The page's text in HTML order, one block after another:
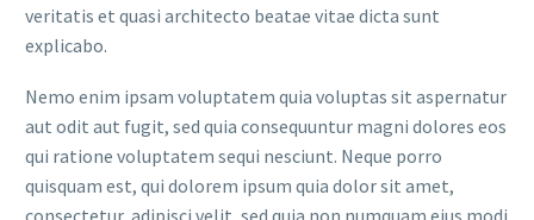
veritatis et quasi architecto beatae vitae dicta sunt
explicabo.
Nemo enim ipsam voluptatem quia voluptas sit aspernatur
aut odit aut fugit, sed quia consequuntur magni dolores eos
qui ratione voluptatem sequi nesciunt. Neque porro
quisquam est, qui dolorem ipsum quia dolor sit amet,
consectetur, adipisci velit, sed quia non numquam eius modi